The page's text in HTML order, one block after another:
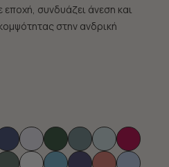
εποχή, συνδυάζει άνεση και
στην ανδρική